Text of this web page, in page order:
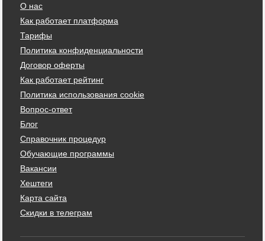
О нас
Как работает платформа
Тарифы
Политика конфиденциальности
Договор оферты
Как работает рейтинг
Политика использования cookie
Вопрос-ответ
Блог
Справочник процедур
Обучающие программы
Вакансии
Хештеги
Карта сайта
Скидки в телеграм